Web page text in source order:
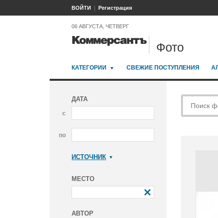
ВОЙТИ Регистрация
06 АВГУСТА, ЧЕТВЕРГ
Фото
КАТЕГОРИИ СВЕЖИЕ ПОСТУПЛЕНИЯ
ДАТА
с
по
ИСТОЧНИК
МЕСТО
АВТОР